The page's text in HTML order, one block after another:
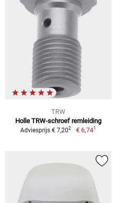
TRW
Holle TRW-schroef remleiding
Adviesprijs € 7,202 € 6,741